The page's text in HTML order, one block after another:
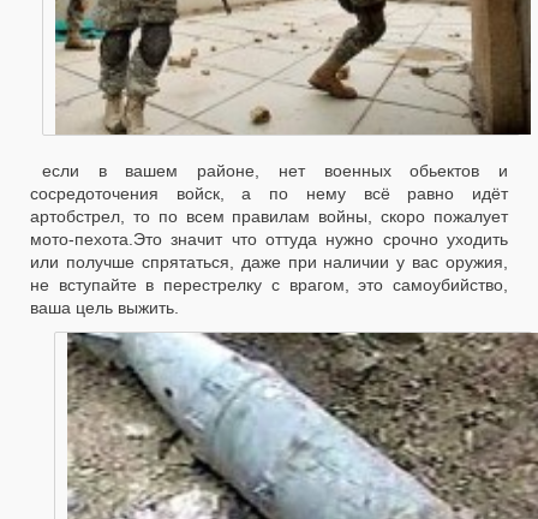
если в вашем районе, нет военных обьектов и
сосредоточения войск, а по нему всё равно идёт
артобстрел, то по всем правилам войны, скоро пожалует
мото-пехота.Это значит что оттуда нужно срочно уходить
или получше спрятаться, даже при наличии у вас оружия,
не вступайте в перестрелку с врагом, это самоубийство,
ваша цель выжить.